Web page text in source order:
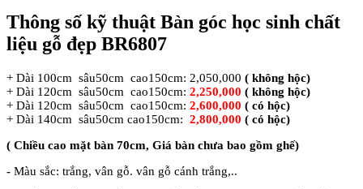
Thông số kỹ thuật Bàn góc học sinh chất
liệu gỗ đẹp BR6807
+ Dài 100cm sâu50cm cao150cm: 2,050,000 ( không hộc)
+ Dài 120cm sâu50cm cao150cm: 2,250,000 ( không hộc)
+ Dài 120cm sâu50cm cao150cm: 2,600,000 ( có hộc)
+ Dài 140cm sâu50cm cao150cm: 2,800,000 ( có hộc)
( Chiều cao mặt bàn 70cm, Giá bàn chưa bao gồm ghế)
- Màu sắc: trắng, vân gỗ. vân gỗ cánh trắng,..